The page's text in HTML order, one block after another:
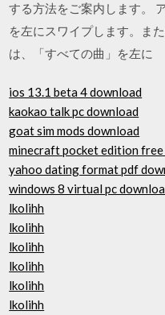
する方法をご案内します。
を左にスワイプします。ま
は、「すべての曲」を左に
ios 13.1 beta 4 download
kaokao talk pc download
goat sim mods download
minecraft pocket edition
yahoo dating format pdf
windows 8 virtual pc
lkolihh
lkolihh
lkolihh
lkolihh
lkolihh
lkolihh